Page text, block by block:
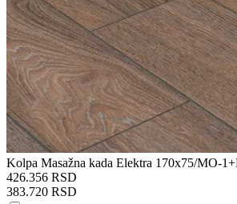
Kolpa Masažna kada Elektra 170x75/MO-
426.356 RSD
383.720 RSD